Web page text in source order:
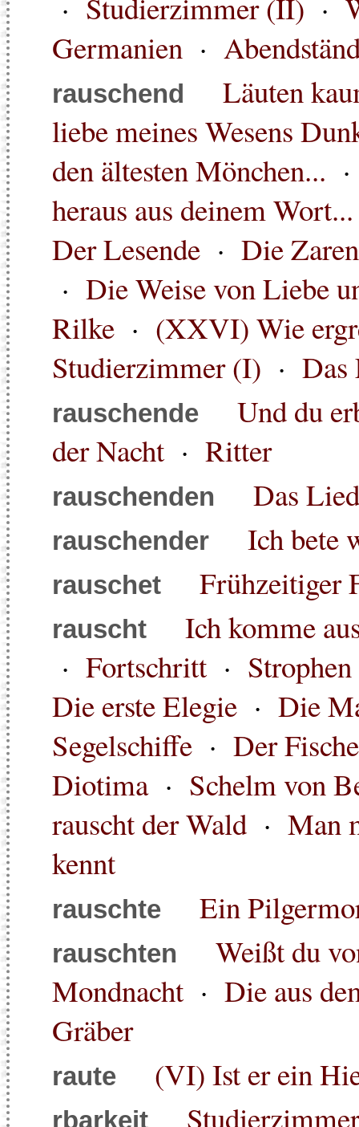
· Studierzimmer (II) ·
Germanien ·
rauschend
Läuten
liebe meines Wesens
den ältesten Mönchen...
heraus aus deinem Wort...
Der Lesende · Die Zaren
· Die Weise von Liebe
Rilke · (XXVI) Wie
Studierzimmer (I) · Das
rauschende
Und du
der Nacht · Ritter
rauschenden Das
rauschender Ich bete
rauschet Frühzeitiger
rauscht
Ich komme
· Fortschritt · Strophen
Die erste Elegie · Die
Segelschiffe · Der
Diotima· Schelm von
rauscht der Wald · Man
kennt
rauschte Ein
rauschten
Weißt du
Mondnacht · Die aus
Gräber
raute (VI) Ist er ein
rbarkeit